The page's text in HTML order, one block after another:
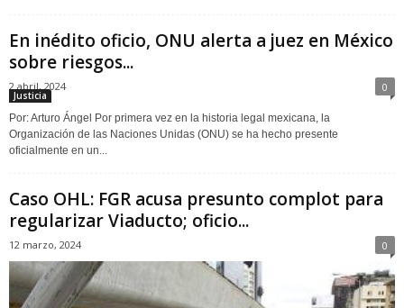
En inédito oficio, ONU alerta a juez en México
sobre riesgos...
2 abril, 2024 0
Justicia
Por: Arturo Ángel Por primera vez en la historia legal mexicana, la
Organización de las Naciones Unidas (ONU) se ha hecho presente
oficialmente en un...
Caso OHL: FGR acusa presunto complot para
regularizar Viaducto; oficio...
12 marzo, 2024 0